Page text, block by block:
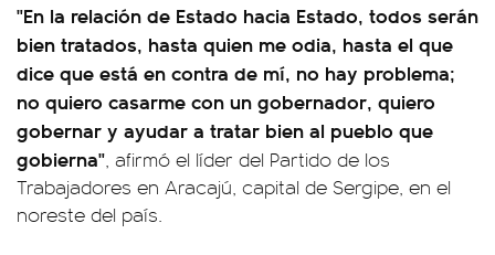
"En la relación de Estado hacia Estado, todos serán
bien tratados, hasta quien me odia, hasta el que
dice que está en contra de mí, no hay problema;
no quiero casarme con un gobernador, quiero
gobernar y ayudar a tratar bien al pueblo que
gobierna", afirmó el líder del Partido de los
Trabajadores en Aracajú, capital de Sergipe, en el
noreste del país.